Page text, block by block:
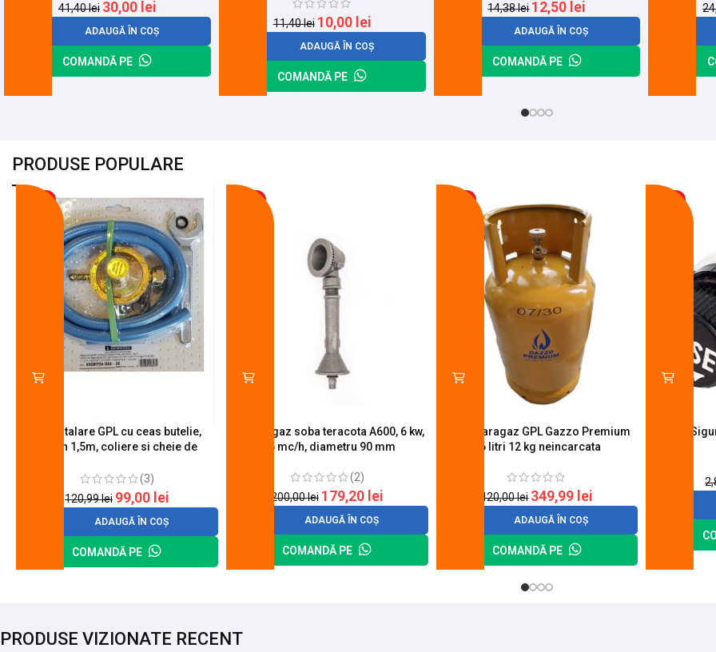
41,40lei 30,00 lei
ADAUGĂ ÎN COȘ
COMANDĂ PE
11,40lei 10,00 lei
ADAUGĂ ÎN COȘ
COMANDĂ PE
14,38lei 12,50 lei
ADAUGĂ ÎN COȘ
COMANDĂ PE
PRODUSE POPULARE
Kit instalare GPL cu ceas butelie,
furtun 1,5m, coliere si cheie de
(3)
120,99lei 99,00 lei
ADAUGĂ ÎN COȘ
COMANDĂ PE
Arzator gaz soba teracota A600, 6 kw,
0.6 mc/h, diametru 90 mm
(2)
200,00lei 179,20 lei
ADAUGĂ ÎN COȘ
COMANDĂ PE
Butelie aragaz GPL Gazzo Premium
26 litri 12 kg neincarcata
420,00lei 349,99 lei
ADAUGĂ ÎN COȘ
COMANDĂ PE
Suport
PRODUSE VIZIONATE RECENT